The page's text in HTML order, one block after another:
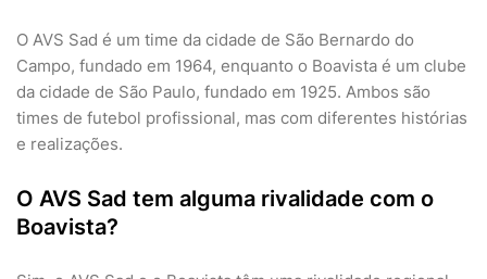
O AVS Sad é um time da cidade de São Bernardo do
Campo, fundado em 1964, enquanto o Boavista é um clube
da cidade de São Paulo, fundado em 1925. Ambos são
times de futebol profissional, mas com diferentes histórias
e realizações.
O AVS Sad tem alguma rivalidade com o
Boavista?